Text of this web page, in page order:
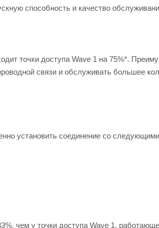
способность и качество
точки доступа Wave 1 на 75%*.
связи и обслуживать большее
установить соединение со
чем у точки доступа Wave 1,